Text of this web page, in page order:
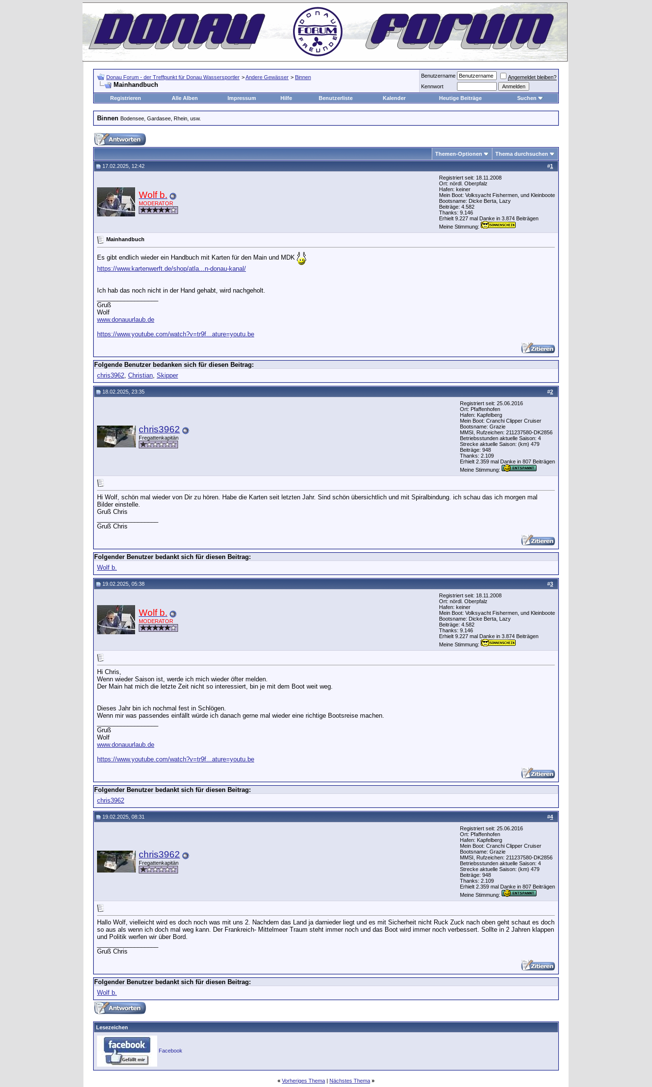
Donau Forum - der Treffpunkt für Donau Wassersportler >Andere Gewässer > Binnen
Mainhandbuch
Benutzername
Angemeldet bleiben?
Kennwort
Registrieren
Alle Alben Impressum Hilfe Benutzerliste Kalender Heutige Beiträge Suchen
Binnen Bodensee, Gardasee, Rhein, usw.
Themen-Optionen Thema durchsuchen
#1
17.02.2025, 12:42
Wolf b.
MODERATOR
Registriert seit: 18.11.2008
Ort: nördl. Oberpfalz
Hafen: keiner
Mein Boot: Volksyacht Fishermen, und Kleinboote
Bootsname: Dicke Berta, Lazy
Beiträge: 4.582
Thanks: 9.146
Erhielt 9.227 mal Danke in 3.874 Beiträgen
Meine Stimmung:
Mainhandbuch
Es gibt endlich wieder ein Handbuch mit Karten für den Main und MDK
https://www.kartenwerft.de/shop/atla...n-donau-kanal/
Ich hab das noch nicht in der Hand gehabt, wird nachgeholt.
Gruß
Wolf
www.donauurlaub.de
https://www.youtube.com/watch?v=tr9f...ature=youtu.be
Folgende Benutzer bedanken sich für diesen Beitrag:
chris3962, Christian, Skipper
#2
18.02.2025, 23:35
chris3962
Fregattenkapitän
Registriert seit: 25.06.2016
Ort: Pfaffenhofen
Hafen: Kapfelberg
Mein Boot: Cranchi Clipper Cruiser
Bootsname: Grazie
MMSI, Rufzeichen: 211237580-DK2856
Betriebsstunden aktuelle Saison: 4
Strecke aktuelle Saison: (km) 479
Beiträge: 948
Thanks: 2.109
Erhielt 2.359 mal Danke in 807 Beiträgen
Meine Stimmung:
Hi Wolf, schön mal wieder von Dir zu hören. Habe die Karten seit letzten Jahr. Sind schön übersichtlich und mit Spiralbindung. ich schau das ich morgen mal
Bilder einstelle.
Gruß Chris
Gruß Chris
Folgender Benutzer bedankt sich für diesen Beitrag:
Wolf b.
#3
19.02.2025, 05:38
Wolf b.
MODERATOR
Registriert seit: 18.11.2008
Ort: nördl. Oberpfalz
Hafen: keiner
Mein Boot: Volksyacht Fishermen, und Kleinboote
Bootsname: Dicke Berta, Lazy
Beiträge: 4.582
Thanks: 9.146
Erhielt 9.227 mal Danke in 3.874 Beiträgen
Meine Stimmung:
Hi Chris,
Wenn wieder Saison ist, werde ich mich wieder öfter melden.
Der Main hat mich die letzte Zeit nicht so interessiert, bin je mit dem Boot weit weg.
Dieses Jahr bin ich nochmal fest in Schlögen.
Wenn mir was passendes einfällt würde ich danach gerne mal wieder eine richtige Bootsreise machen.
Gruß
Wolf
www.donauurlaub.de
https://www.youtube.com/watch?v=tr9f...ature=youtu.be
Folgender Benutzer bedankt sich für diesen Beitrag:
chris3962
#4
19.02.2025, 08:31
chris3962
Fregattenkapitän
Registriert seit: 25.06.2016
Ort: Pfaffenhofen
Hafen: Kapfelberg
Mein Boot: Cranchi Clipper Cruiser
Bootsname: Grazie
MMSI, Rufzeichen: 211237580-DK2856
Betriebsstunden aktuelle Saison: 4
Strecke aktuelle Saison: (km) 479
Beiträge: 948
Thanks: 2.109
Erhielt 2.359 mal Danke in 807 Beiträgen
Meine Stimmung:
Hallo Wolf, vielleicht wird es doch noch was mit uns 2. Nachdem das Land ja darnieder liegt und es mit Sicherheit nicht Ruck Zuck nach oben geht schaut es doch
so aus als wenn ich doch mal weg kann. Der Frankreich- Mittelmeer Traum steht immer noch und das Boot wird immer noch verbessert. Sollte in 2 Jahren klappen
und Politik werfen wir über Bord.
Gruß Chris
Folgender Benutzer bedankt sich für diesen Beitrag:
Wolf b.
Lesezeichen
Facebook
« Vorheriges Thema | Nächstes Thema »